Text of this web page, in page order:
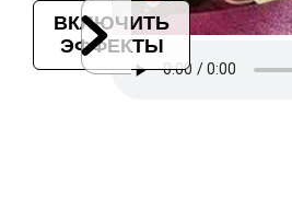
ВКЛЮЧИТЬ
ЭФФЕКТЫ